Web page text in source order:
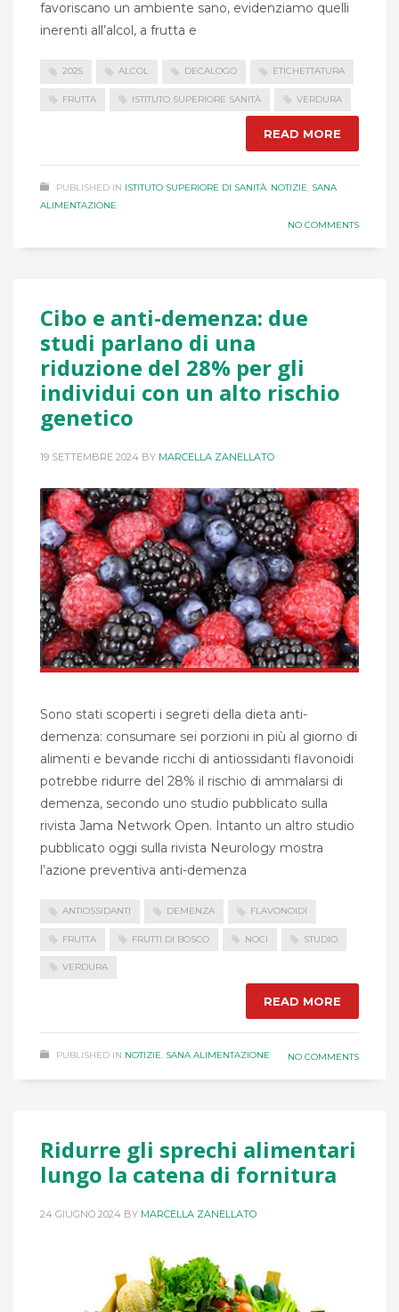
favoriscano un ambiente sano, evidenziamo quelli
inerenti all’alcol, a frutta e
2025 ALCOL DECALOGO ETICHETTATURA
FRUTTA ISTITUTO SUPERIORE SANITÀ VERDURA
READ MORE
PUBLISHED IN ISTITUTO SUPERIORE DI SANITÀ, NOTIZIE, SANA
ALIMENTAZIONE
NO COMMENTS
Cibo e anti-demenza: due
studi parlano di una
riduzione del 28% per gli
individui con un alto rischio
genetico
19 SETTEMBRE 2024 BY MARCELLA ZANELLATO
Sono stati scoperti i segreti della dieta anti-
demenza: consumare sei porzioni in più al giorno di
alimenti e bevande ricchi di antiossidanti flavonoidi
potrebbe ridurre del 28% il rischio di ammalarsi di
demenza, secondo uno studio pubblicato sulla
rivista Jama Network Open. Intanto un altro studio
pubblicato oggi sulla rivista Neurology mostra
l’azione preventiva anti-demenza
ANTIOSSIDANTI DEMENZA FLAVONOIDI
FRUTTA FRUTTI DI BOSCO NOCI STUDIO
VERDURA
READ MORE
PUBLISHED IN NOTIZIE, SANA ALIMENTAZIONE NO COMMENTS
Ridurre gli sprechi alimentari
lungo la catena di fornitura
24 GIUGNO 2024 BY MARCELLA ZANELLATO